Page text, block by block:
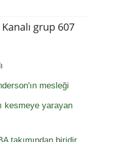
grup 607
mesleği
kesmeye yarayan